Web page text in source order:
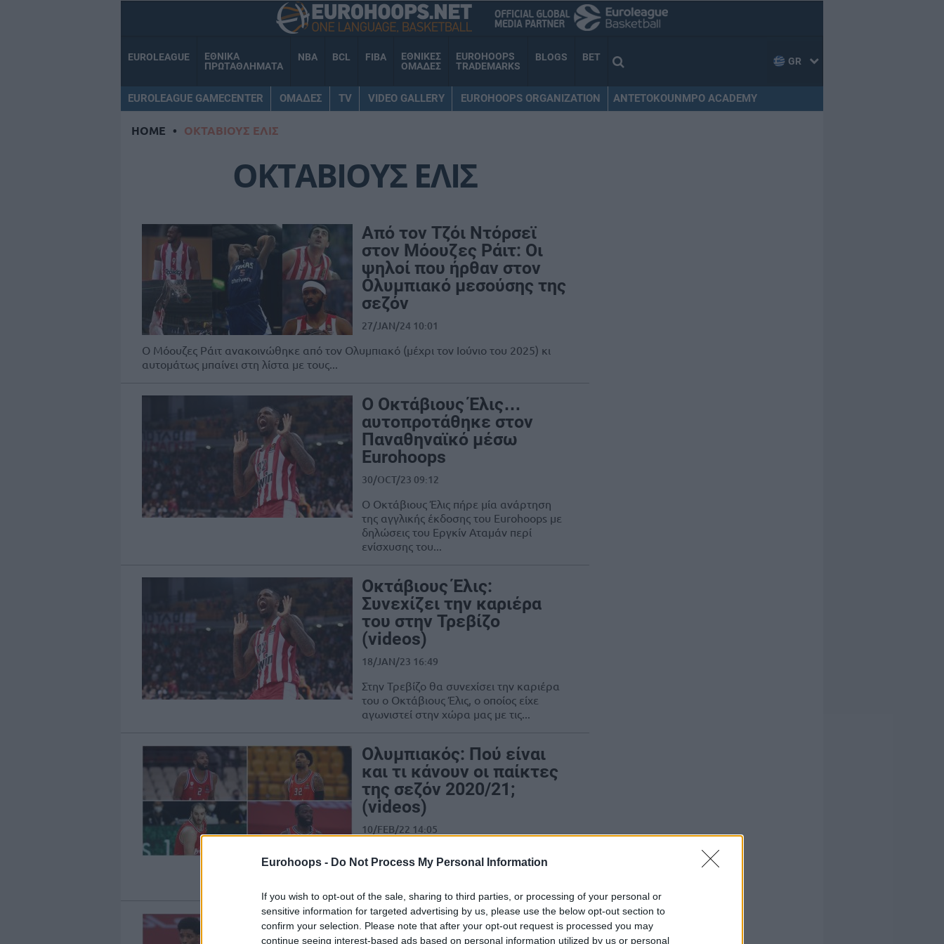
Eurohoops - Do Not Process My Personal Information
If you wish to opt-out of the sale, sharing to third parties, or processing of your personal or
sensitive information for targeted advertising by us, please use the below opt-out section to
confirm your selection. Please note that after your opt-out request is processed you may
continue seeing interest-based ads based on personal information utilized by us or personal
EUROLEAGUE
ΕΘΝΙΚΑ
ΠΡΩΤΑΘΛΗΜΑΤΑ
NBA BCL FIBA
ΕΘΝΙΚΕΣ
ΟΜΑΔΕΣ
EUROHOOPS
TRADEMARKS
BLOGS BET GR
EUROLEAGUE GAMECENTER ΟΜΑΔΕΣ TV VIDEO GALLERY EUROHOOPS ORGANIZATION ANTETOKOUNMPO ACADEMY
HOME • ΟΚΤΑΒΙΟΥΣ ΕΛΙΣ
ΟΚΤΑΒΙΟΥΣ ΕΛΙΣ
Από τον Τζόι Ντόρσεϊ
στον Μόουζες Ράιτ: Οι
ψηλοί που ήρθαν στον
Ολυμπιακό μεσούσης της
σεζόν
27/JAN/24 10:01
Ο Μόουζες Ράιτ ανακοινώθηκε από τον Ολυμπιακό (μέχρι τον Ιούνιο του 2025) κι
αυτομάτως μπαίνει στη λίστα με τους...
Ο Οκτάβιους Έλις…
αυτοπροτάθηκε στον
Παναθηναϊκό μέσω
Eurohoops
30/OCT/23 09:12
O Oκτάβιους Έλις πήρε μία ανάρτηση
της αγγλικής έκδοσης του Eurohoops με
δηλώσεις του Εργκίν Αταμάν περί
ενίσχυσης του...
Οκτάβιους Έλις:
Συνεχίζει την καριέρα
του στην Τρεβίζο
(videos)
18/JAN/23 16:49
Στην Τρεβίζο θα συνεχίσει την καριέρα
του ο Οκτάβιους Έλις, ο οποίος είχε
αγωνιστεί στην χώρα μας με τις...
Ολυμπιακός: Πού είναι
και τι κάνουν οι παίκτες
της σεζόν 2020/21;
(videos)
10/FEB/22 14:05
σεζόν 2020/21 και αναλύει πού είναι και
Χάρισον & Έλις: Οι “πολύ
καλοί παίκτες EuroCup”